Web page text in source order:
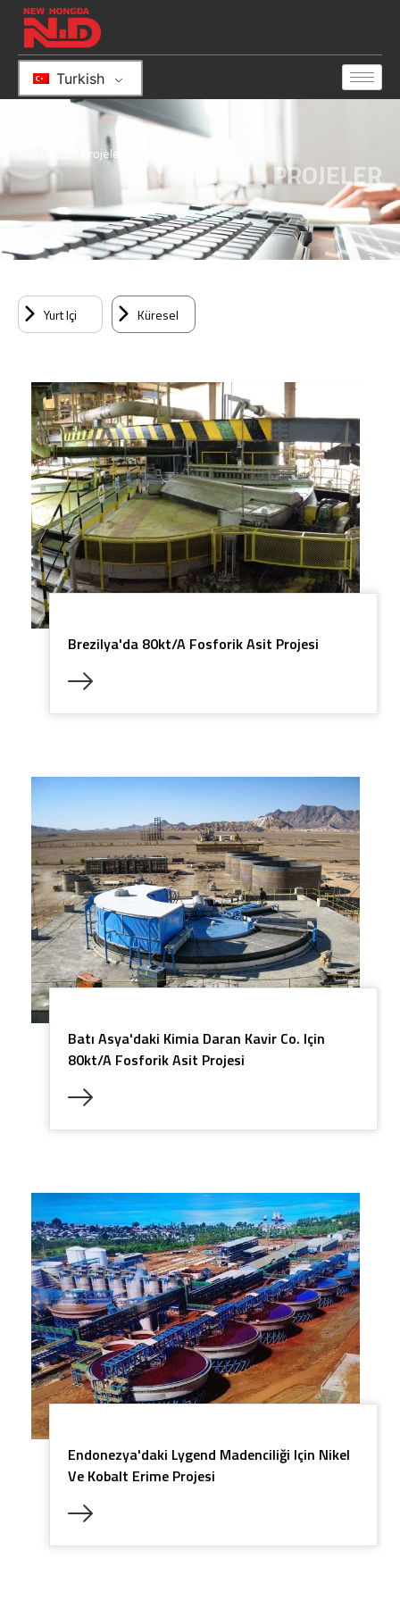
Turkish
Projeler
PROJELER
Yurt Içi Küresel
Brezilya'da 80kt/a Fosforik Asit Projesi
Batı Asya'daki Kimia Daran Kavir Co. Için
80kt/a Fosforik Asit Projesi
Endonezya'daki Lygend Madenciliği Için Nikel
Ve Kobalt Erime Projesi